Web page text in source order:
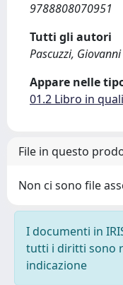
9788808070951
Tutti gli autori
Pascuzzi, Giovanni
Appare nelle
01.2 Libro in
File in questo
Non ci sono file
I documenti in
tutti i diritti sono
indicazione